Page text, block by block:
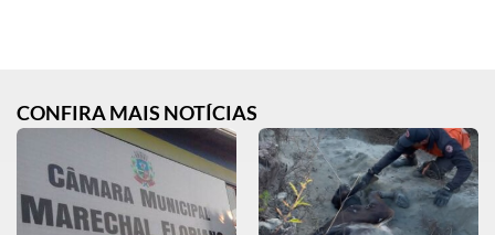
CONFIRA MAIS NOTÍCIAS